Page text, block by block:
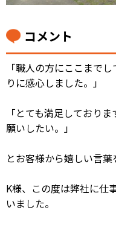
コメント
「職人の方にここまで
りに感心しました。」
「とても満足しており
願いしたい。」
とお客様から嬉しい言葉
K様、この度は弊社に仕
いました。